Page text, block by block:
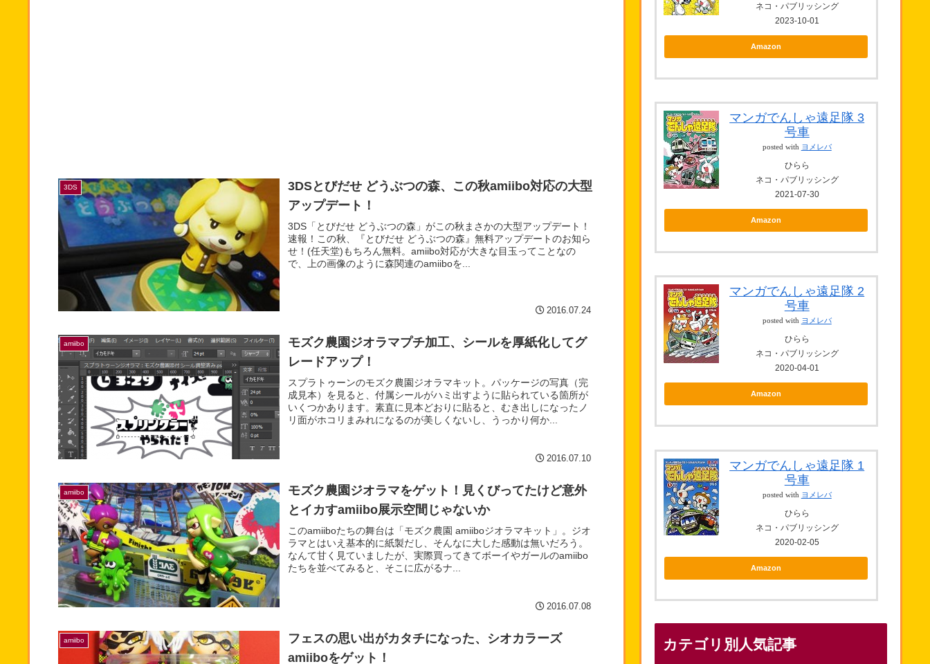
3DS
3DSとびだせ どうぶつの森、この秋amiibo対応の大型
アップデート！
3DS「とびだせ どうぶつの森」がこの秋まさかの大型アップデート！
速報！この秋、『とびだせ どうぶつの森』無料アップデートのお知ら
せ！(任天堂)もちろん無料。amiibo対応が大きな目玉ってことなの
で、上の画像のように森関連のamiiboを...
2016.07.24
amiibo
モズク農園ジオラマプチ加工、シールを厚紙化してグ
レードアップ！
スプラトゥーンのモズク農園ジオラマキット。パッケージの写真（完
成見本）を見ると、付属シールがハミ出すように貼られている箇所が
いくつかあります。素直に見本どおりに貼ると、むき出しになったノ
リ面がホコリまみれになるのが美しくないし、うっかり何か...
2016.07.10
amiibo
モズク農園ジオラマをゲット！見くびってたけど意外
とイカすamiibo展示空間じゃないか
このamiiboたちの舞台は「モズク農園 amiiboジオラマキット」。ジオ
ラマとはいえ基本的に紙製だし、そんなに大した感動は無いだろう。
なんて甘く見ていましたが、実際買ってきてボーイやガールのamiibo
たちを並べてみると、そこに広がるナ...
2016.07.08
amiibo
フェスの思い出がカタチになった、シオカラーズ
amiiboをゲット！
ネコ・パブリッシング
2023-10-01
Amazon
マンガでんしゃ遠足隊 3
号車
posted with ヨメレバ
ひらら
ネコ・パブリッシング
2021-07-30
Amazon
マンガでんしゃ遠足隊 2
号車
posted with ヨメレバ
ひらら
ネコ・パブリッシング
2020-04-01
Amazon
マンガでんしゃ遠足隊 1
号車
posted with ヨメレバ
ひらら
ネコ・パブリッシング
2020-02-05
Amazon
カテゴリ別人気記事